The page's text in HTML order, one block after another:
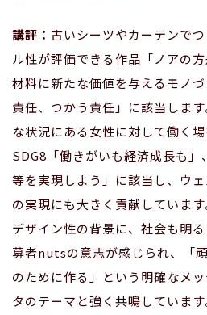
講評： 古いシーツやカーテンで
ル性が評価できる作品「ノアの
材料に新たな価値を与えるモノ
責任、つかう責任」に該当しま
な状況にある女性に対して働く
SDG8「働きがいも経済成長も
等を実現しよう」に該当し、ウ
の実現にも大きく貢献しています
デザイン性の背景に、社会も明
募者nutsの意志が感じられ、「
のために作る」という明確なメ
タのテーマと強く共鳴しています